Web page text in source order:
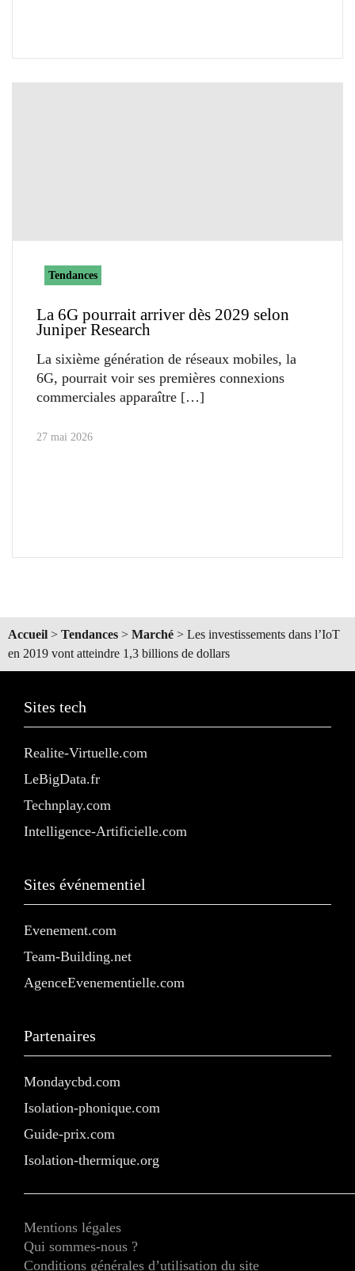
Tendances
La 6G pourrait arriver dès 2029 selon
Juniper Research
La sixième génération de réseaux mobiles, la
6G, pourrait voir ses premières connexions
commerciales apparaître
27 mai 2026
Accueil > Tendances > Marché > Les investissements dans l’IoT
en 2019 vont atteindre 1,3 billions de dollars
Sites tech
Realite-Virtuelle.com
LeBigData.fr
Technplay.com
Intelligence-Artificielle.com
Sites événementiel
Evenement.com
Team-Building.net
AgenceEvenementielle.com
Partenaires
Mondaycbd.com
Isolation-phonique.com
Guide-prix.com
Isolation-thermique.org
Mentions légales
Qui sommes-nous ?
Conditions générales d’utilisation du site